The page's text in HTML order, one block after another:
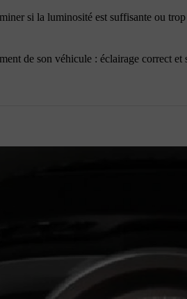
si la luminosité est suffisante ou
de son véhicule : éclairage correct